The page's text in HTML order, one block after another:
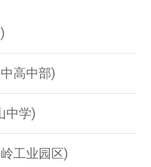
高中部)
中学)
工业园区)